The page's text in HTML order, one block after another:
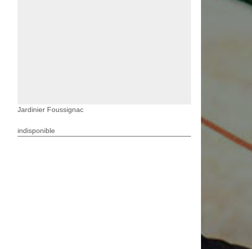
Jardinier Foussignac
indisponible